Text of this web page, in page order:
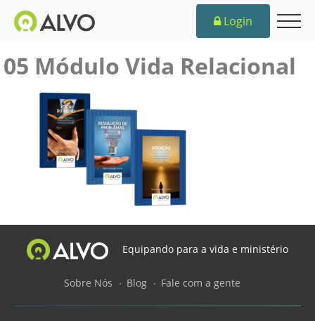
Login
05 Módulo Vida Relacional
Equipando para a vida e ministério
Sobre Nós Blog Fale com a gente